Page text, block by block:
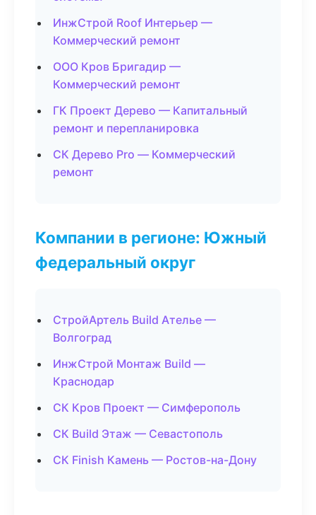
ИнжСтрой Roof Интерьер —
Коммерческий ремонт
ООО Кров Бригадир —
Коммерческий ремонт
ГК Проект Дерево — Капитальный
ремонт и перепланировка
СК Дерево Pro — Коммерческий
ремонт
Компании в регионе: Южный
федеральный округ
СтройАртель Build Ателье —
Волгоград
ИнжСтрой Монтаж Build —
Краснодар
СК Кров Проект — Симферополь
СК Build Этаж — Севастополь
СК Finish Камень — Ростов-на-Дону